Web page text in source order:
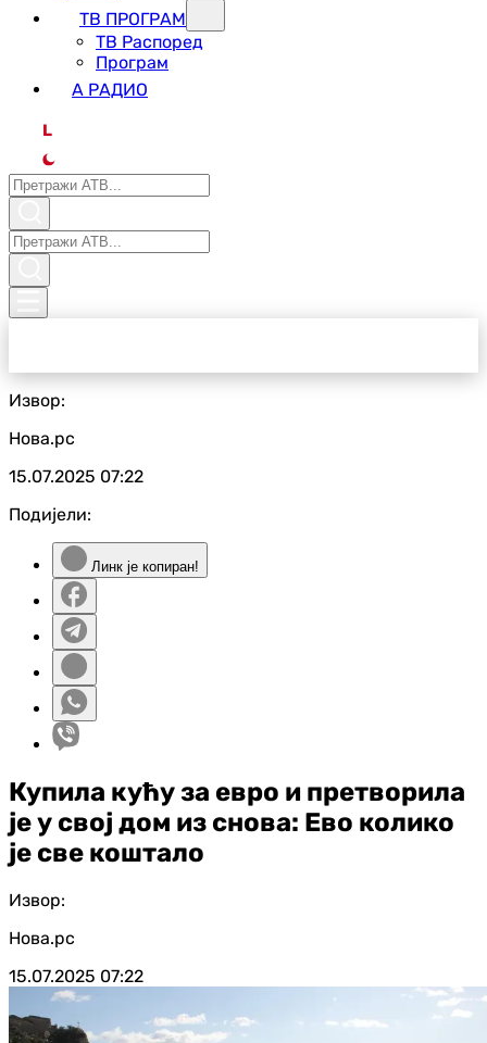
ТВ ПРОГРАМ
ТВ Распоред
Програм
А РАДИО
L
Извор:
Нова.рс
15.07.2025 07:22
Подијели:
Линк је копиран!
Купила кућу за евро и претворила
је у свој дом из снова: Ево колико
је све коштало
Извор:
Нова.рс
15.07.2025 07:22